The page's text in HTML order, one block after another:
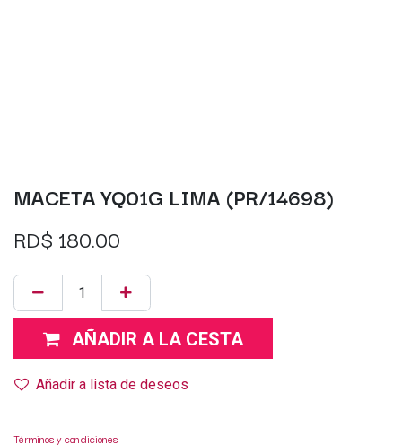
MACETA YQ01G LIMA (PR/14698)
RD$ 180.00
AÑADIR A LA CESTA
Añadir a lista de deseos
Términos y condiciones